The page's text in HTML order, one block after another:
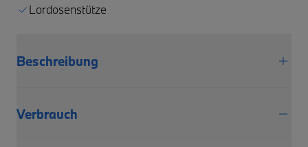
Lordosenstütze
Beschreibung
Verbrauch